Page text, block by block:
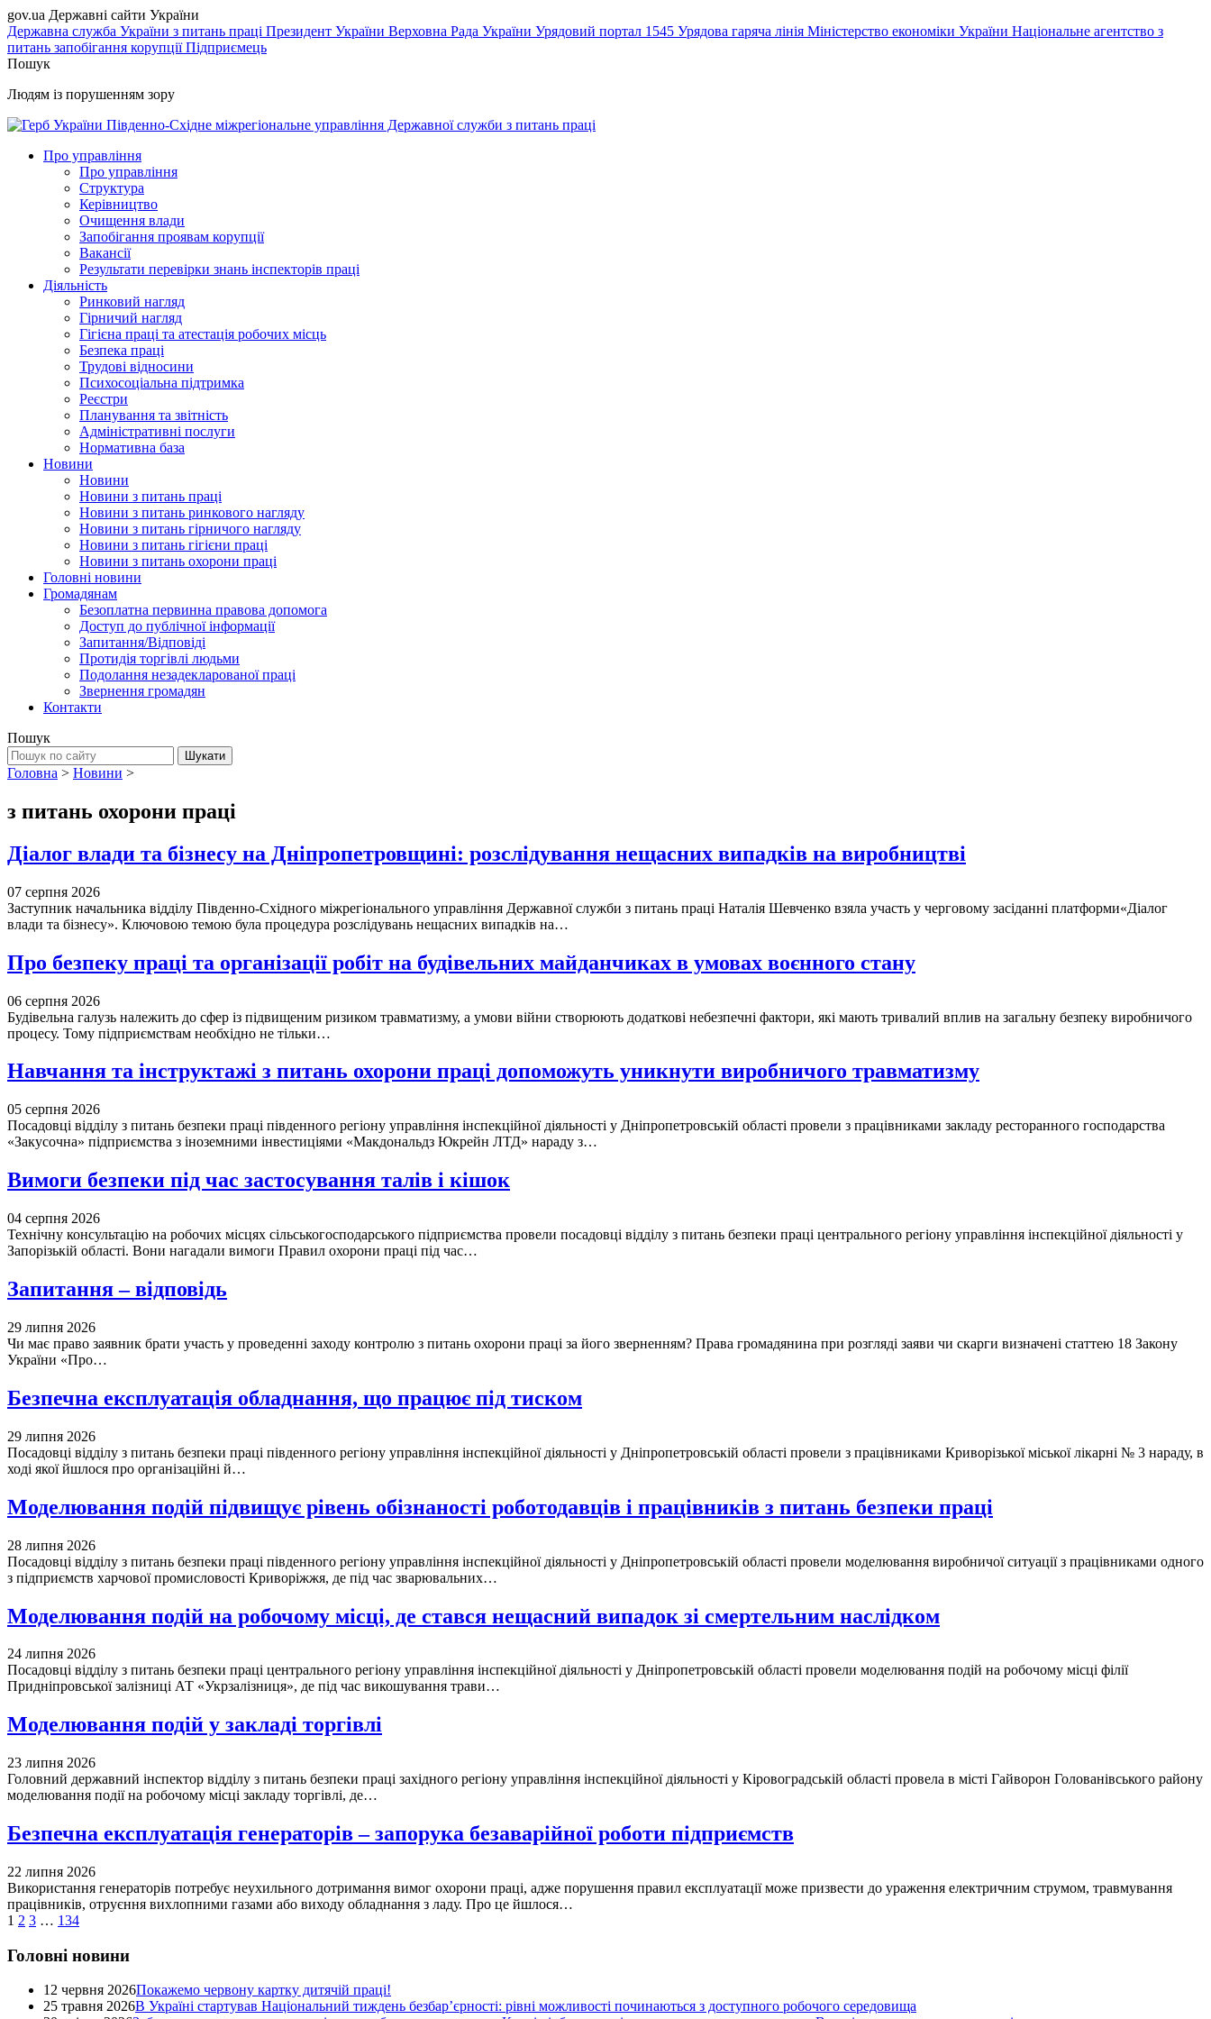
gov.ua Державні сайти України
Державна служба України з питань праці Президент України Верховна Рада України Урядовий портал 1545 Урядова гаряча лінія Міністерство економіки України Національне агентство з
питань запобігання корупціїПідприємець
Пошук
Людям із порушенням зору
Південно-Східне міжрегіональне управління Державної служби з питань праці
Про управління
Про управління
Структура
Керівництво
Очищення влади
Запобігання проявам корупції
Вакансії
Результати перевірки знань інспекторів праці
Діяльність
Ринковий нагляд
Гірничий нагляд
Гігієна праці та атестація робочих місць
Безпека праці
Трудові відносини
Психосоціальна підтримка
Реєстри
Планування та звітність
Адміністративні послуги
Нормативна база
Новини
Новини
Новини з питань праці
Новини з питань ринкового нагляду
Новини з питань гірничого нагляду
Новини з питань гігієни праці
Новини з питань охорони праці
Головні новини
Громадянам
Безоплатна первинна правова допомога
Доступ до публічної інформації
Запитання/Відповіді
Протидія торгівлі людьми
Подолання незадекларованої праці
Звернення громадян
Контакти
Пошук
Головна > Новини >
з питань охорони праці
Діалог влади та бізнесу на Дніпропетровщині: розслідування нещасних випадків на виробництві
07 серпня 2026
Заступник начальника відділу Південно-Східного міжрегіонального управління Державної служби з питань праці Наталія Шевченко взяла участь у черговому засіданні платформи«Діалог
влади та бізнесу». Ключовою темою була процедура розслідувань нещасних випадків на…
Про безпеку праці та організації робіт на будівельних майданчиках в умовах воєнного стану
06 серпня 2026
Будівельна галузь належить до сфер із підвищеним ризиком травматизму, а умови війни створюють додаткові небезпечні фактори, які мають тривалий вплив на загальну безпеку виробничого
процесу. Тому підприємствам необхідно не тільки…
Навчання та інструктажі з питань охорони праці допоможуть уникнути виробничого травматизму
05 серпня 2026
Посадовці відділу з питань безпеки праці південного регіону управління інспекційної діяльності у Дніпропетровській області провели з працівниками закладу ресторанного господарства
«Закусочна» підприємства з іноземними інвестиціями «Макдональдз Юкрейн ЛТД» нараду з…
Вимоги безпеки під час застосування талів і кішок
04 серпня 2026
Технічну консультацію на робочих місцях сільськогосподарського підприємства провели посадовці відділу з питань безпеки праці центрального регіону управління інспекційної діяльності у
Запорізькій області. Вони нагадали вимоги Правил охорони праці під час…
Запитання – відповідь
29 липня 2026
Чи має право заявник брати участь у проведенні заходу контролю з питань охорони праці за його зверненням? Права громадянина при розгляді заяви чи скарги визначені статтею 18 Закону
України «Про…
Безпечна експлуатація обладнання, що працює під тиском
29 липня 2026
Посадовці відділу з питань безпеки праці південного регіону управління інспекційної діяльності у Дніпропетровській області провели з працівниками Криворізької міської лікарні № 3 нараду, в
ході якої йшлося про організаційні й…
Моделювання подій підвищує рівень обізнаності роботодавців і працівників з питань безпеки праці
28 липня 2026
Посадовці відділу з питань безпеки праці південного регіону управління інспекційної діяльності у Дніпропетровській області провели моделювання виробничої ситуації з працівниками одного
з підприємств харчової промисловості Криворіжжя, де під час зварювальних…
Моделювання подій на робочому місці, де стався нещасний випадок зі смертельним наслідком
24 липня 2026
Посадовці відділу з питань безпеки праці центрального регіону управління інспекційної діяльності у Дніпропетровській області провели моделювання подій на робочому місці філії
Придніпровської залізниці АТ «Укрзалізниця», де під час викошування трави…
Моделювання подій у закладі торгівлі
23 липня 2026
Головний державний інспектор відділу з питань безпеки праці західного регіону управління інспекційної діяльності у Кіровоградській області провела в місті Гайворон Голованівського району
моделювання події на робочому місці закладу торгівлі, де…
Безпечна експлуатація генераторів – запорука безаварійної роботи підприємств
22 липня 2026
Використання генераторів потребує неухильного дотримання вимог охорони праці, адже порушення правил експлуатації може призвести до ураження електричним струмом, травмування
працівників, отруєння вихлопними газами або виходу обладнання з ладу. Про це йшлося…
1 2 3 … 134
Головні новини
12 червня 2026Покажемо червону картку дитячій праці!
25 травня 2026В Україні стартував Національний тиждень безбар’єрності: рівні можливості починаються з доступного робочого середовища